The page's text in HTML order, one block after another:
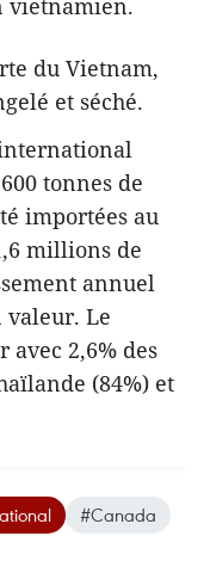
du Vietnam,
et séché.
tonnes de
importées au
millions de
annuel
valeur. Le
avec 2,6% des
(84%) et
#Canada